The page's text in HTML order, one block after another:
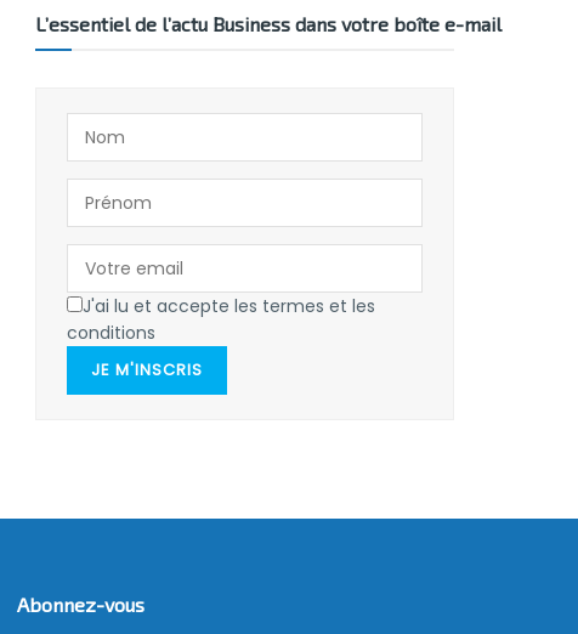
L’essentiel de l’actu Business dans votre boîte e-mail
J'ai lu et accepte les termes et les
conditions
JE M'INSCRIS
Abonnez-vous